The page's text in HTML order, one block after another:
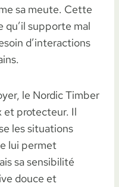
sa meute. Cette
supporte mal
d’interactions
le Nordic Timber
et protecteur. Il
les situations
lui permet
sa sensibilité
douce et